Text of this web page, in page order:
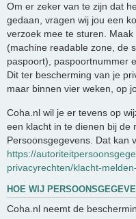
Om er zeker van te zijn dat
gedaan, vragen wij jou een
verzoek mee te sturen.
(machine readable zone, de
paspoort), paspoortnummer
Dit ter bescherming van je
maar binnen vier weken, op
Coha.nl wil je er tevens op
een klacht in te dienen bij de
Persoonsgegevens. Dat kan
https://
privacyrechten/klacht-
HOE WIJ
Coha.nl neemt de